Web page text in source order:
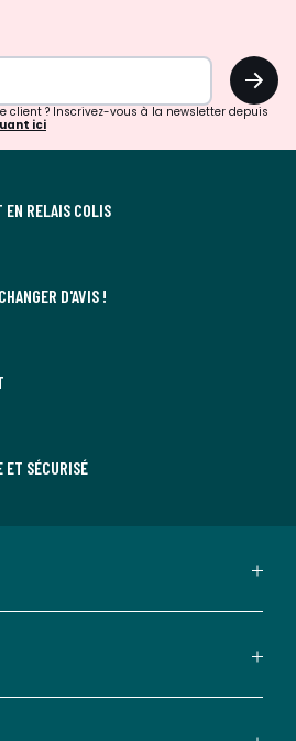
newsletter
OK
client ? Inscrivez-vous à la newsletter depuis
ici
EN RELAIS COLIS
D'AVIS !
ET SÉCURISÉ